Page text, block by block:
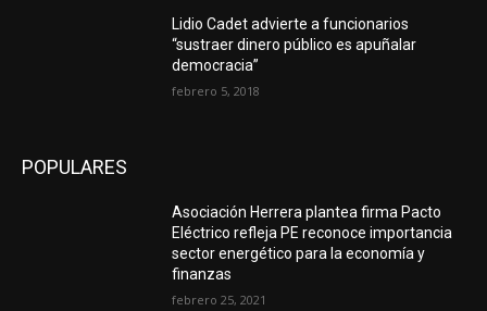
Lidio Cadet advierte a funcionarios
“sustraer dinero público es apuñalar
democracia”
febrero 5, 2018
POPULARES
Asociación Herrera plantea firma Pacto
Eléctrico refleja PE reconoce importancia
sector energético para la economía y
finanzas
febrero 25, 2021